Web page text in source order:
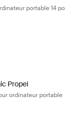
portable 14 po
Propel 16" Attaché
Propel
ordinateur portable